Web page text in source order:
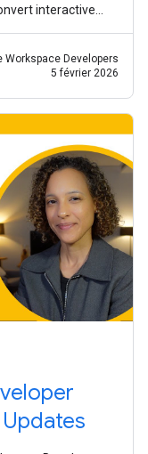
interactive
Workspace Developers
5 février 2026